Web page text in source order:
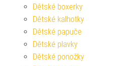
Dětské boxerky
Dětské kalhotky
Dětské papuče
Dětské plavky
Dětské ponožky